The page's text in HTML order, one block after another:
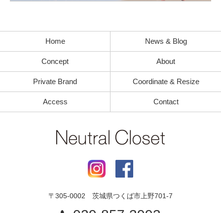
Home News & Blog
Concept About
Private Brand Coordinate & Resize
Access Contact
〒 305-0002 茨城県つくば市 上野701-7